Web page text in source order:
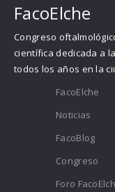
FacoElche
Congreso
científica dedicada a
todos los años en la
FacoElche
Noticias
FacoBlog
Congreso
Foro